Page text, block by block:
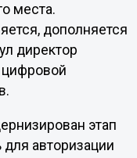
места.
дополняется
директор
цифровой
этап
авторизации